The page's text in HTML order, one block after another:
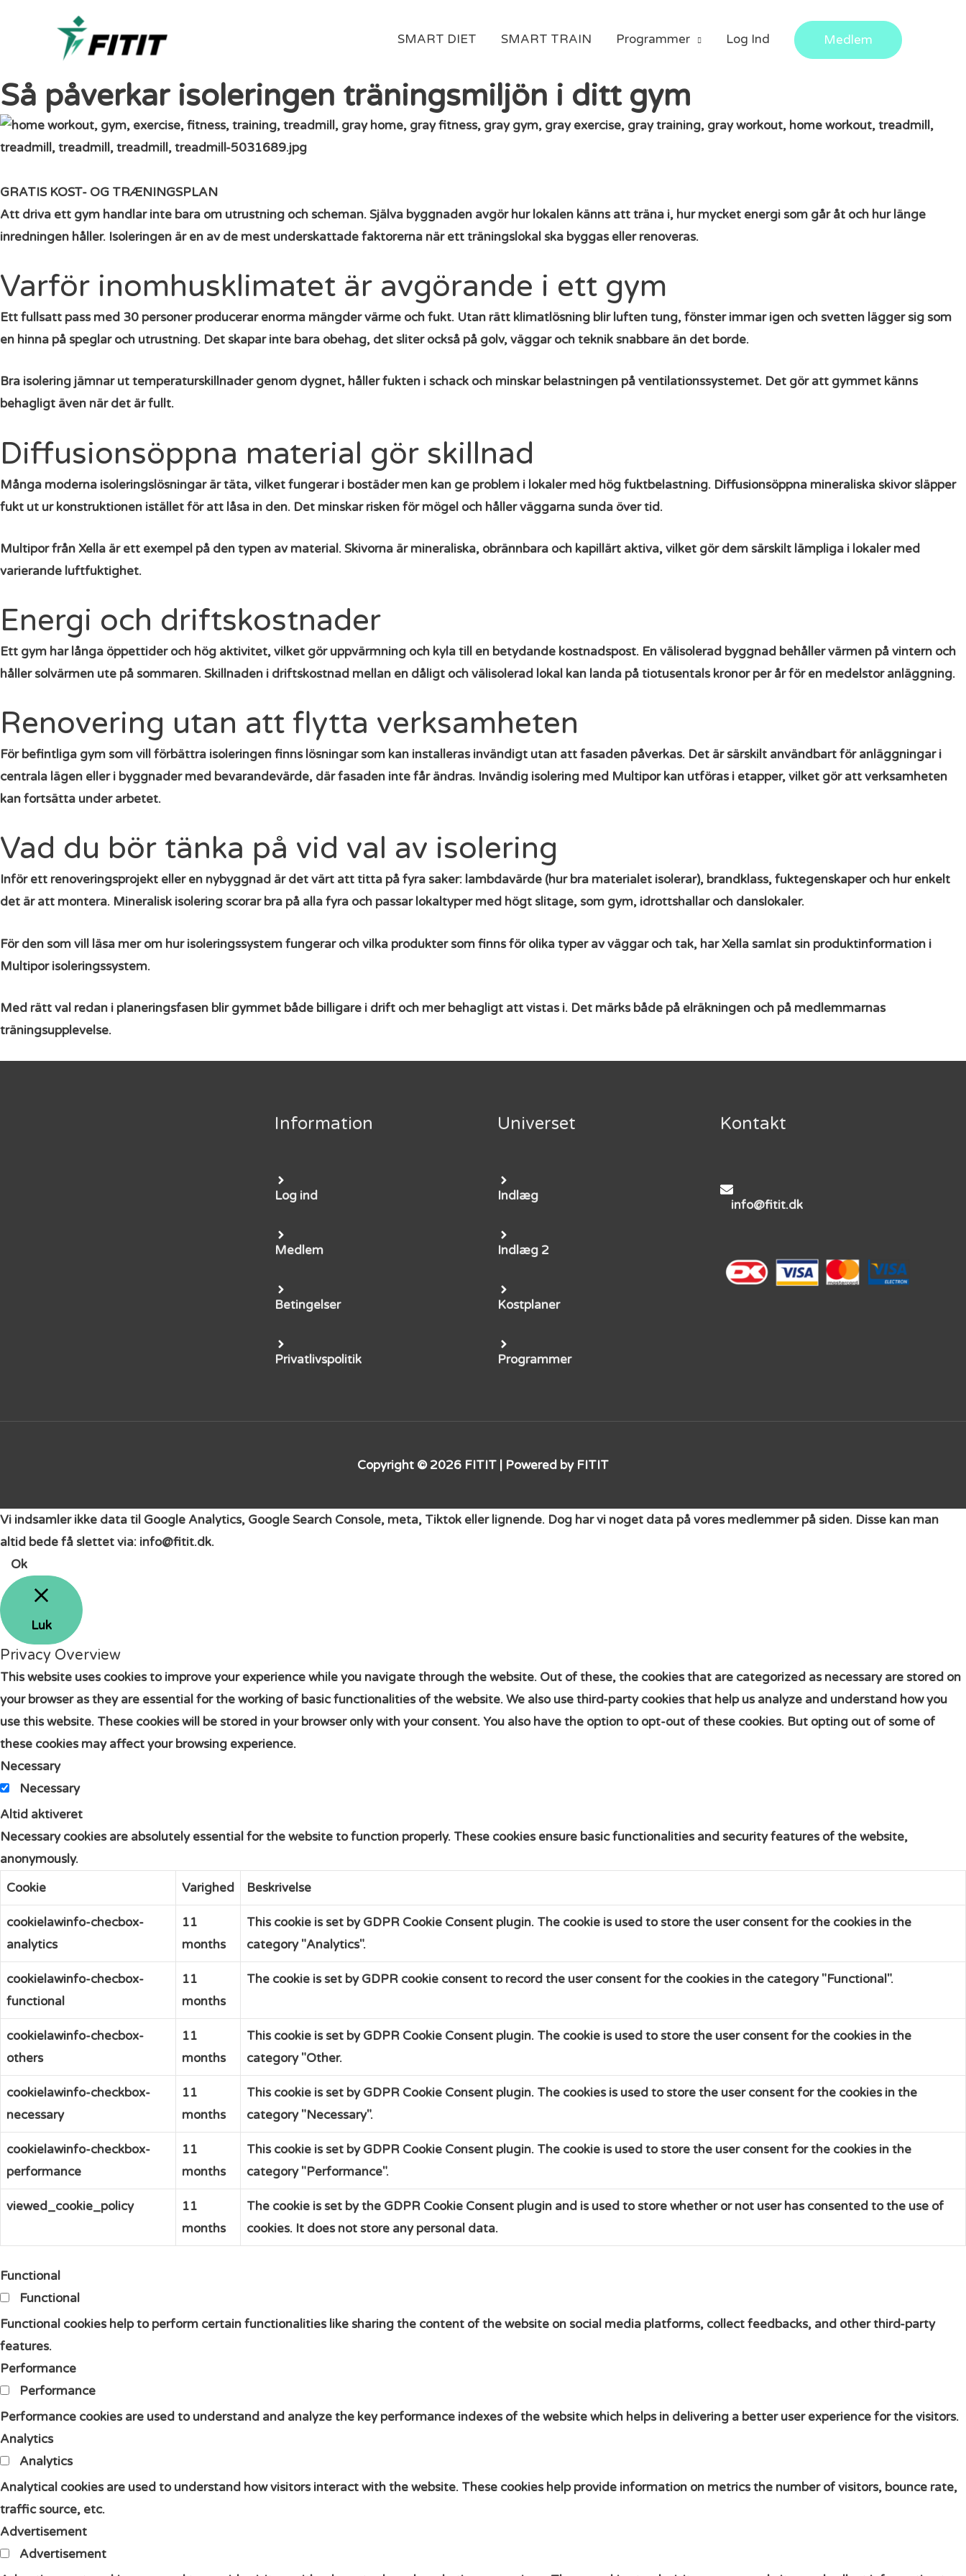
SMART DIET SMART TRAIN Programmer Log Ind Medlem
Så påverkar isoleringen träningsmiljön i ditt gym
GRATIS KOST- OG TRÆNINGSPLAN
Att driva ett gym handlar inte bara om utrustning och scheman. Själva byggnaden avgör hur lokalen känns att träna i, hur mycket energi som går åt och hur länge
inredningen håller. Isoleringen är en av de mest underskattade faktorerna när ett träningslokal ska byggas eller renoveras.
Varför inomhusklimatet är avgörande i ett gym
Ett fullsatt pass med 30 personer producerar enorma mängder värme och fukt. Utan rätt klimatlösning blir luften tung, fönster immar igen och svetten lägger sig som
en hinna på speglar och utrustning. Det skapar inte bara obehag, det sliter också på golv, väggar och teknik snabbare än det borde.
Bra isolering jämnar ut temperaturskillnader genom dygnet, håller fukten i schack och minskar belastningen på ventilationssystemet. Det gör att gymmet känns
behagligt även när det är fullt.
Diffusionsöppna material gör skillnad
Många moderna isoleringslösningar är täta, vilket fungerar i bostäder men kan ge problem i lokaler med hög fuktbelastning. Diffusionsöppna mineraliska skivor släpper
fukt ut ur konstruktionen istället för att låsa in den. Det minskar risken för mögel och håller väggarna sunda över tid.
Multipor från Xella är ett exempel på den typen av material. Skivorna är mineraliska, obrännbara och kapillärt aktiva, vilket gör dem särskilt lämpliga i lokaler med
varierande luftfuktighet.
Energi och driftskostnader
Ett gym har långa öppettider och hög aktivitet, vilket gör uppvärmning och kyla till en betydande kostnadspost. En välisolerad byggnad behåller värmen på vintern och
håller solvärmen ute på sommaren. Skillnaden i driftskostnad mellan en dåligt och välisolerad lokal kan landa på tiotusentals kronor per år för en medelstor anläggning.
Renovering utan att flytta verksamheten
För befintliga gym som vill förbättra isoleringen finns lösningar som kan installeras invändigt utan att fasaden påverkas. Det är särskilt användbart för anläggningar i
centrala lägen eller i byggnader med bevarandevärde, där fasaden inte får ändras. Invändig isolering med Multipor kan utföras i etapper, vilket gör att verksamheten
kan fortsätta under arbetet.
Vad du bör tänka på vid val av isolering
Inför ett renoveringsprojekt eller en nybyggnad är det värt att titta på fyra saker: lambdavärde (hur bra materialet isolerar), brandklass, fuktegenskaper och hur enkelt
det är att montera. Mineralisk isolering scorar bra på alla fyra och passar lokaltyper med högt slitage, som gym, idrottshallar och danslokaler.
För den som vill läsa mer om hur isoleringssystem fungerar och vilka produkter som finns för olika typer av väggar och tak, har Xella samlat sin produktinformation i
Multipor isoleringssystem.
Med rätt val redan i planeringsfasen blir gymmet både billigare i drift och mer behagligt att vistas i. Det märks både på elräkningen och på medlemmarnas
träningsupplevelse.
Information
Log ind
Medlem
Betingelser
Privatlivspolitik
Universet
Indlæg
Indlæg 2
Kostplaner
Programmer
Kontakt
info@fitit.dk
Copyright © 2026 FITIT | Powered by FITIT
Vi indsamler ikke data til Google Analytics, Google Search Console, meta, Tiktok eller lignende. Dog har vi noget data på vores medlemmer på siden. Disse kan man
altid bede få slettet via: info@fitit.dk.
Ok
Luk
Privacy Overview
This website uses cookies to improve your experience while you navigate through the website. Out of these, the cookies that are categorized as necessary are stored on
your browser as they are essential for the working of basic functionalities of the website. We also use third-party cookies that help us analyze and understand how you
use this website. These cookies will be stored in your browser only with your consent. You also have the option to opt-out of these cookies. But opting out of some of
these cookies may affect your browsing experience.
Necessary
Necessary
Altid aktiveret
Necessary cookies are absolutely essential for the website to function properly. These cookies ensure basic functionalities and security features of the website,
anonymously.
Cookie
Varighed Beskrivelse
cookielawinfo-checbox-
analytics
11
months
This cookie is set by GDPR Cookie Consent plugin. The cookie is used to store the user consent for the cookies in the
category "Analytics".
cookielawinfo-checbox-
functional
11
months
The cookie is set by GDPR cookie consent to record the user consent for the cookies in the category "Functional".
cookielawinfo-checbox-
others
11
months
This cookie is set by GDPR Cookie Consent plugin. The cookie is used to store the user consent for the cookies in the
category "Other.
cookielawinfo-checkbox-
necessary
11
months
This cookie is set by GDPR Cookie Consent plugin. The cookies is used to store the user consent for the cookies in the
category "Necessary".
cookielawinfo-checkbox-
performance
11
months
This cookie is set by GDPR Cookie Consent plugin. The cookie is used to store the user consent for the cookies in the
category "Performance".
viewed_cookie_policy
11
months
The cookie is set by the GDPR Cookie Consent plugin and is used to store whether or not user has consented to the use of
cookies. It does not store any personal data.
Functional
Functional
Functional cookies help to perform certain functionalities like sharing the content of the website on social media platforms, collect feedbacks, and other third-party
features.
Performance
Performance
Performance cookies are used to understand and analyze the key performance indexes of the website which helps in delivering a better user experience for the visitors.
Analytics
Analytics
Analytical cookies are used to understand how visitors interact with the website. These cookies help provide information on metrics the number of visitors, bounce rate,
traffic source, etc.
Advertisement
Advertisement